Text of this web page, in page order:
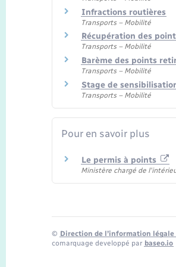
Infractions routières
Transports – Mobilité
Récupération des
Transports – Mobilité
Barème des points
Transports – Mobilité
Stage de
Transports – Mobilité
Pour en savoir plus
Le permis à points
Ministère chargé de
© Direction de l’information
comarquage developpé par baseo.io